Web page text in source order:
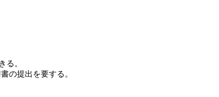
る。
の提出を要する。